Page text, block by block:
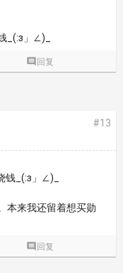
_(:з」∠)_
 回复
#13
_(:з」∠)_
本来我还留着想买勋
 回复